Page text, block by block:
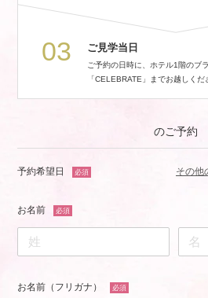
03 ご見学当日
ご予約の日時に、ホテル1階のブ
「CELEBRATE」までお越しくだ
のご予約
予約希望日 必須 その他
お名前 必須
お名前（フリガナ） 必須